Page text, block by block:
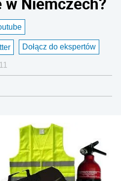
Dołącz do ekspertów